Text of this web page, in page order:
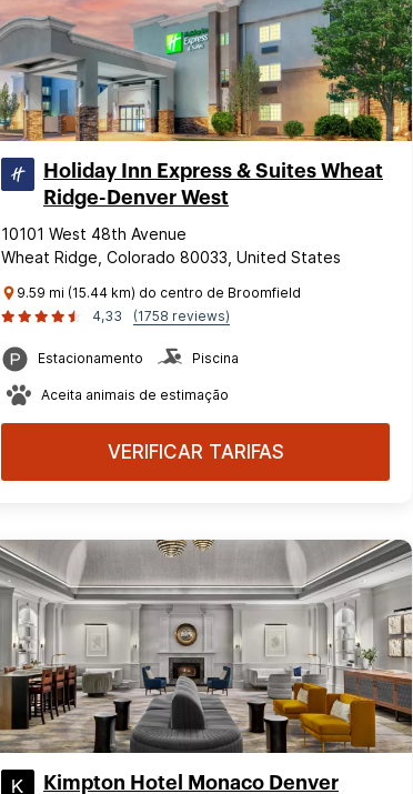
Holiday Inn Express & Suites Wheat
Ridge-Denver West
10101 West 48th Avenue
Wheat Ridge, Colorado 80033, United States
9.59 mi (15.44 km) do centro de Broomfield
4,33
(1758 reviews)
Estacionamento Piscina
Aceita animais de estimação
VERIFICAR TARIFAS
Kimpton Hotel Monaco Denver